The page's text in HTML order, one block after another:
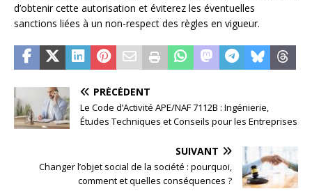
d’obtenir cette autorisation et éviterez les éventuelles
sanctions liées à un non-respect des règles en vigueur.
PRÉCÉDENT
Le Code d’Activité APE/NAF 7112B : Ingénierie,
Études Techniques et Conseils pour les Entreprises
SUIVANT
Changer l’objet social de la société : pourquoi,
comment et quelles conséquences ?